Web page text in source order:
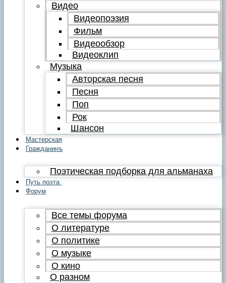
Видео
Видеопоэзия
Фильм
Видеообзор
Видеоклип
Музыка
Авторская песня
Песня
Поп
Рок
Шансон
Мастерская
Гражданинъ
Поэтическая подборка для альманаха
Путь поэта
Форум
Все темы форума
О литературе
О политике
О музыке
О кино
О разном